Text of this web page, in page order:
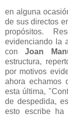
en alguna
de sus directos
propósitos.
evidenciando la
conJoan
estructura,
por motivos
ahora echamos
esta última,
de despedida,
esto escribe